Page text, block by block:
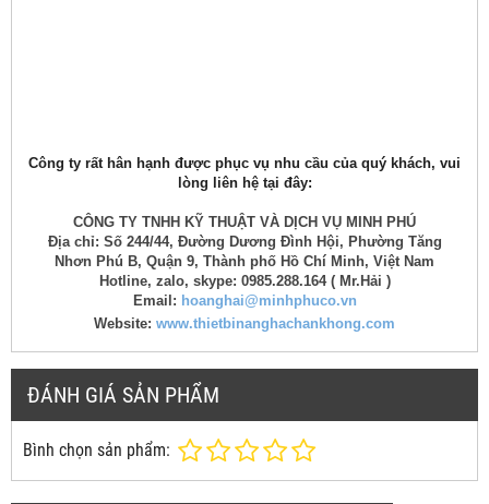
Công ty rất hân hạnh được phục vụ nhu cầu của quý khách, vui
lòng liên hệ tại đây:
CÔNG TY TNHH KỸ THUẬT VÀ DỊCH VỤ MINH PHÚ
Địa chỉ: Số 244/44, Đường Dương Đình Hội, Phường Tăng
Nhơn Phú B, Quận 9, Thành phố Hồ Chí Minh, Việt Nam
Hotline, zalo, skype: 0985.288.164 ( Mr.Hải )
Email: hoanghai@minhphuco.vn
Website: www.thietbinanghachankhong.com
ĐÁNH GIÁ SẢN PHẨM
Bình chọn sản phẩm: